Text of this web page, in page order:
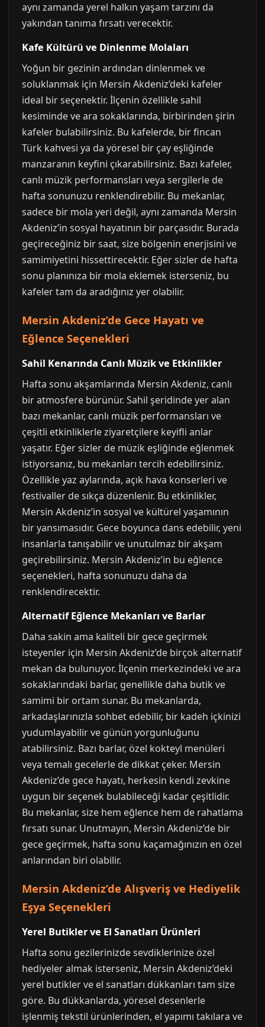
aynı zamanda yerel halkın yaşam tarzını da
yakından tanıma fırsatı verecektir.
Kafe Kültürü ve Dinlenme Molaları
Yoğun bir gezinin ardından dinlenmek ve
soluklanmak için Mersin Akdeniz’deki kafeler
ideal bir seçenektir. İlçenin özellikle sahil
kesiminde ve ara sokaklarında, birbirinden şirin
kafeler bulabilirsiniz. Bu kafelerde, bir fincan
Türk kahvesi ya da yöresel bir çay eşliğinde
manzaranın keyfini çıkarabilirsiniz. Bazı kafeler,
canlı müzik performansları veya sergilerle de
hafta sonunuzu renklendirebilir. Bu mekanlar,
sadece bir mola yeri değil, aynı zamanda Mersin
Akdeniz’in sosyal hayatının bir parçasıdır. Burada
geçireceğiniz bir saat, size bölgenin enerjisini ve
samimiyetini hissettirecektir. Eğer sizler de hafta
sonu planınıza bir mola eklemek isterseniz, bu
kafeler tam da aradığınız yer olabilir.
Mersin Akdeniz’de Gece Hayatı ve
Eğlence Seçenekleri
Sahil Kenarında Canlı Müzik ve Etkinlikler
Hafta sonu akşamlarında Mersin Akdeniz, canlı
bir atmosfere bürünür. Sahil şeridinde yer alan
bazı mekanlar, canlı müzik performansları ve
çeşitli etkinliklerle ziyaretçilere keyifli anlar
yaşatır. Eğer sizler de müzik eşliğinde eğlenmek
istiyorsanız, bu mekanları tercih edebilirsiniz.
Özellikle yaz aylarında, açık hava konserleri ve
festivaller de sıkça düzenlenir. Bu etkinlikler,
Mersin Akdeniz’in sosyal ve kültürel yaşamının
bir yansımasıdır. Gece boyunca dans edebilir, yeni
insanlarla tanışabilir ve unutulmaz bir akşam
geçirebilirsiniz. Mersin Akdeniz’in bu eğlence
seçenekleri, hafta sonunuzu daha da
renklendirecektir.
Alternatif Eğlence Mekanları ve Barlar
Daha sakin ama kaliteli bir gece geçirmek
isteyenler için Mersin Akdeniz’de birçok alternatif
mekan da bulunuyor. İlçenin merkezindeki ve ara
sokaklarındaki barlar, genellikle daha butik ve
samimi bir ortam sunar. Bu mekanlarda,
arkadaşlarınızla sohbet edebilir, bir kadeh içkinizi
yudumlayabilir ve günün yorgunluğunu
atabilirsiniz. Bazı barlar, özel kokteyl menüleri
veya temalı gecelerle de dikkat çeker. Mersin
Akdeniz’de gece hayatı, herkesin kendi zevkine
uygun bir seçenek bulabileceği kadar çeşitlidir.
Bu mekanlar, size hem eğlence hem de rahatlama
fırsatı sunar. Unutmayın, Mersin Akdeniz’de bir
gece geçirmek, hafta sonu kaçamağınızın en özel
anlarından biri olabilir.
Mersin Akdeniz’de Alışveriş ve Hediyelik
Eşya Seçenekleri
Yerel Butikler ve El Sanatları Ürünleri
Hafta sonu gezilerinizde sevdiklerinize özel
hediyeler almak isterseniz, Mersin Akdeniz’deki
yerel butikler ve el sanatları dükkanları tam size
göre. Bu dükkanlarda, yöresel desenlerle
işlenmiş tekstil ürünlerinden, el yapımı takılara ve